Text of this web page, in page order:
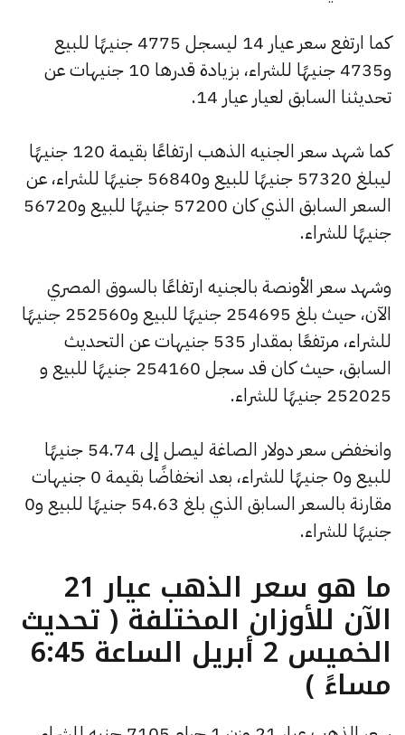
كما ارتفع سعر عيار 14 ليسجل 4775 جنيهًا للبيع
و4735 جنيهًا للشراء، بزيادة قدرها 10 جنيهات عن
تحديثنا السابق لعيار عيار 14.
كما شهد سعر الجنيه الذهب ارتفاعًا بقيمة 120 جنيهًا
ليبلغ 57320 جنيهًا للبيع و56840 جنيهًا للشراء، عن
السعر السابق الذي كان 57200 جنيهًا للبيع و56720
جنيهًا للشراء.
وشهد سعر الأونصة بالجنيه ارتفاعًا بالسوق المصري
الآن، حيث بلغ 254695 جنيهًا للبيع و252560 جنيهًا
للشراء، مرتفعًا بمقدار 535 جنيهات عن التحديث
السابق، حيث كان قد سجل 254160 جنيهًا للبيع و
252025 جنيهًا للشراء.
وانخفض سعر دولار الصاغة ليصل إلى 54.74 جنيهًا
للبيع و0 جنيهًا للشراء، بعد انخفاضًا بقيمة 0 جنيهات
مقارنة بالسعر السابق الذي بلغ 54.63 جنيهًا للبيع و0
جنيهًا للشراء.
ما هو سعر الذهب عيار 21
الآن للأوزان المختلفة ( تحديث
الخميس 2 أبريل الساعة 6:45
مساءً )